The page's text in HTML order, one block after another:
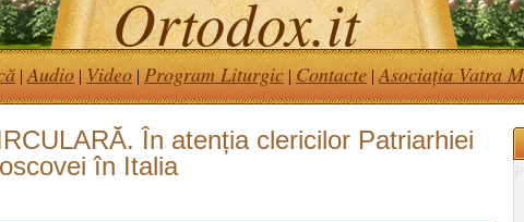
Ortodox.it
| Audio | Video | Program Liturgic | Contacte | Asociația Vatra
În atenția clericilor Patriarhiei
în Italia